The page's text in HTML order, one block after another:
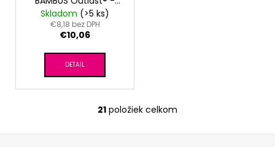
sv.mint
Skladom (>5 ks)
€8,18 bez DPH
€10,06
DETAIL
O
v
21 položiek celkom